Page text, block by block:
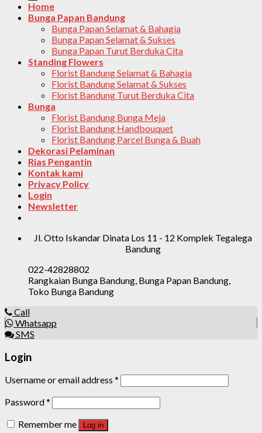
Home
Bunga Papan Bandung
Bunga Papan Selamat & Bahagia
Bunga Papan Selamat & Sukses
Bunga Papan Turut Berduka Cita
Standing Flowers
Florist Bandung Selamat & Bahagia
Florist Bandung Selamat & Sukses
Florist Bandung Turut Berduka Cita
Bunga
Florist Bandung Bunga Meja
Florist Bandung Handbouquet
Florist Bandung Parcel Bunga & Buah
Dekorasi Pelaminan
Rias Pengantin
Kontak kami
Privacy Policy
Login
Newsletter
Jl. Otto Iskandar Dinata Los 11 - 12 Komplek Tegalega
Bandung
022-42828802
Rangkaian Bunga Bandung, Bunga Papan Bandung,
Toko Bunga Bandung
Call
Whatsapp
SMS
Login
Username or email address *
Password*
Remember me
Log in